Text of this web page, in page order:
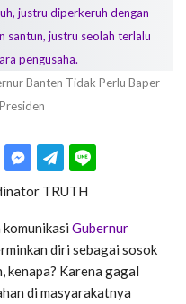
Banten Tidak Perlu Baper
TRUTH
komunikasi Gubernur
diri sebagai sosok
Karena gagal
di masyarakatnya